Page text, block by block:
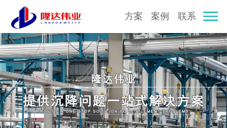
方案 案例 联系